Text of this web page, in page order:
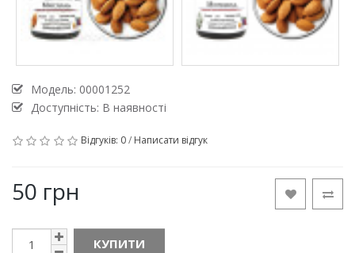
Модель: 00001252
Доступність: В наявності
Відгуків: 0/ Написати відгук
50 грн
КУПИТИ